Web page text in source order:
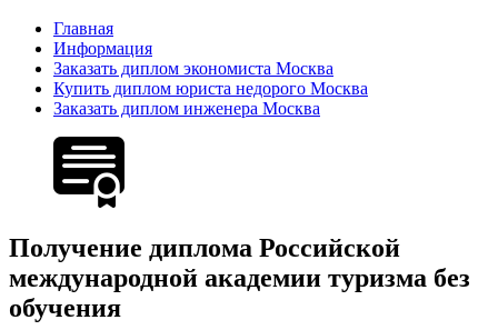
Главная
Информация
Заказать диплом экономиста Москва
Купить диплом юриста недорого Москва
Заказать диплом инженера Москва
Получение диплома Российской
международной академии туризма без
обучения